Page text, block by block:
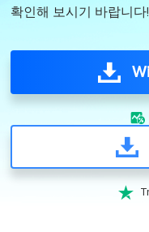
확인해 보시기 바랍니다!

